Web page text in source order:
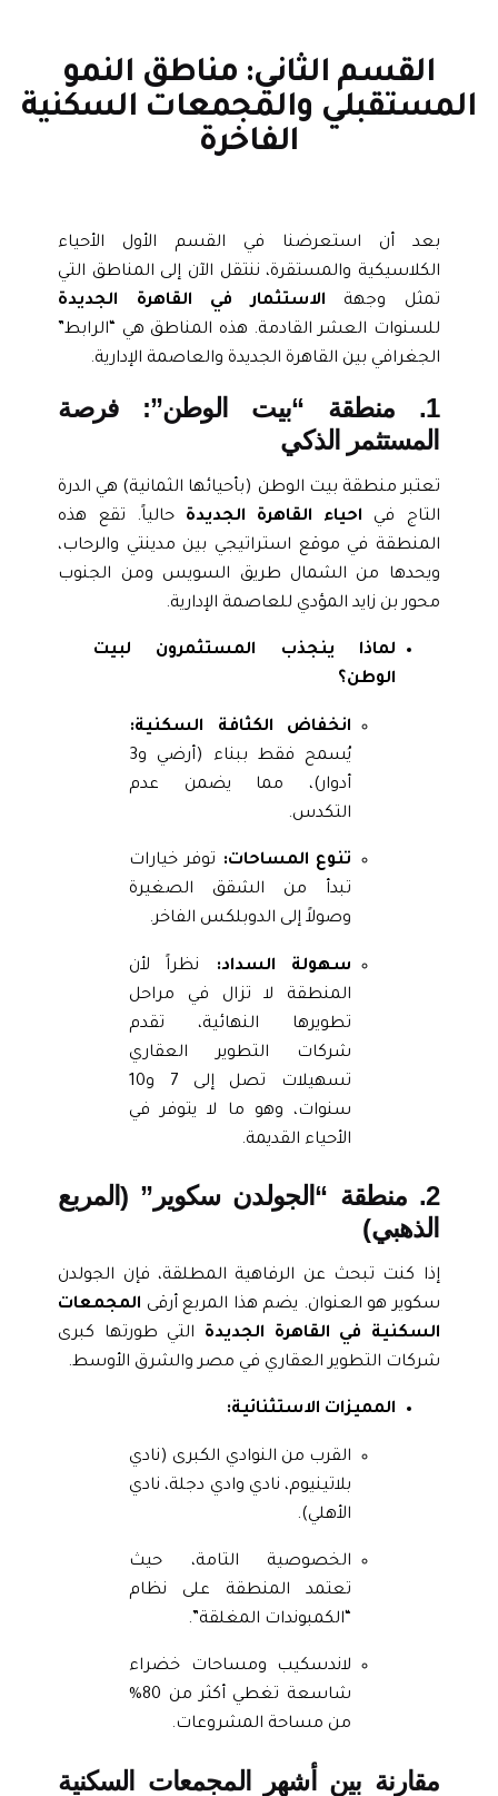
القسم الثاني: مناطق النمو
والمجمعات السكنية
الفاخرة
بعد أن استعرضنا في القسم الأول الأحياء
الكلاسيكية والمستقرة، ننتقل الآن إلى المناطق التي
تمثل وجهةالاستثمار في القاهرة الجديدة
للسنوات العشر القادمة. هذه المناطق هي “الرابط”
الجغرافي بين القاهرة الجديدة والعاصمة الإدارية.
1. منطقة “بيت الوطن”: فرصة
المستثمر الذكي
تعتبر منطقة بيت الوطن (بأحيائها الثمانية) هي الدرة
التاج في
احياء القاهرة الجديدةحالياً. تقع هذه
المنطقة في موقع استراتيجي بين مدينتي والرحاب،
ويحدها من الشمال طريق السويس ومن الجنوب
محور بن زايد المؤدي للعاصمة الإدارية.
لماذا ينجذب المستثمرون لبيت
الوطن؟
انخفاض الكثافة السكنية:
يُسمح فقط ببناء (أرضي و3
أدوار)، مما يضمن عدم
التكدس.
تنوع المساحات:توفر خيارات
تبدأ من الشقق الصغيرة
وصولاً إلى الدوبلكس الفاخر.
سهولة السداد:نظراً لأن
المنطقة لا تزال في مراحل
تطويرها النهائية، تقدم
شركات التطوير العقاري
تسهيلات تصل إلى 7 و10
سنوات، وهو ما لا يتوفر في
الأحياء القديمة.
2. منطقة “الجولدن سكوير” (المربع
الذهبي)
إذا كنت تبحث عن الرفاهية المطلقة، فإن الجولدن
سكوير هو العنوان. يضم هذا المربع أرقى المجمعات
السكنية في القاهرة الجديدةالتي طورتها كبرى
شركات التطوير العقاري في مصر والشرق الأوسط.
المميزات الاستثنائية:
القرب من النوادي الكبرى (نادي
بلاتينيوم، نادي وادي دجلة، نادي
الأهلي).
الخصوصية التامة، حيث
تعتمد المنطقة على نظام
“الكمبوندات المغلقة”.
لاندسكيب ومساحات خضراء
شاسعة تغطي أكثر من 80%
من مساحة المشروعات.
مقارنة بين أشهر المجمعات السكنية